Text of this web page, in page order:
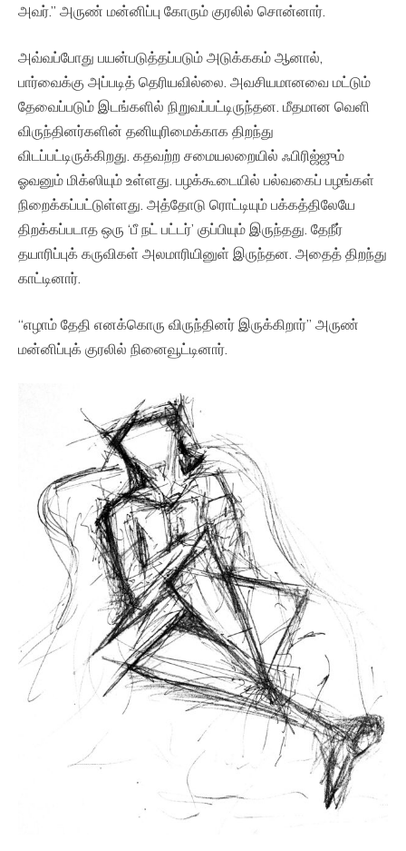
அவர்.” அருண் மன்னிப்பு கோரும் குரலில் சொன்னார்.
அவ்வப்போது பயன்படுத்தப்படும் அடுக்ககம் ஆனால்,
பார்வைக்கு அப்படித் தெரியவில்லை. அவசியமானவை மட்டும்
தேவைப்படும் இடங்களில் நிறுவப்பட்டிருந்தன. மீதமான வெளி
விருந்தினர்களின் தனியுரிமைக்காக திறந்து
விடப்பட்டிருக்கிறது. கதவற்ற சமையலறையில் ஃபிரிஜ்ஜும்
ஓவனும் மிக்ஸியும் உள்ளது. பழக்கூடையில் பல்வகைப் பழங்கள்
நிறைக்கப்பட்டுள்ளது. அத்தோடு ரொட்டியும் பக்கத்திலேயே
திறக்கப்படாத ஒரு ‘பீ நட் பட்டர்’ குப்பியும் இருந்தது. தேநீர்
தயாரிப்புக் கருவிகள் அலமாரியினுள் இருந்தன. அதைத் திறந்து
காட்டினார்.
“எழாம் தேதி எனக்கொரு விருந்தினர் இருக்கிறார்” அருண்
மன்னிப்புக் குரலில் நினைவூட்டினார்.